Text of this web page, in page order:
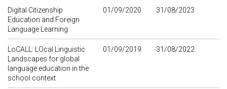
Digital Citizenship
Education and Foreign
Language Learning
01/09/2020 31/08/2023
LoCALL: LOcal Linguistic
Landscapes for global
language education in the
school context
01/09/2019 31/08/2022